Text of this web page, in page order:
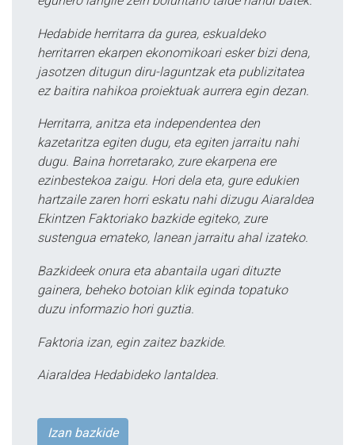
Hedabide herritarra da gurea, eskualdeko
herritarren ekarpen ekonomikoari esker bizi dena,
jasotzen ditugun diru-laguntzak eta publizitatea
ez baitira nahikoa proiektuak aurrera egin dezan.
Herritarra, anitza eta independentea den
kazetaritza egiten dugu, eta egiten jarraitu nahi
dugu. Baina horretarako, zure ekarpena ere
ezinbestekoa zaigu. Hori dela eta, gure edukien
hartzaile zaren horri eskatu nahi dizugu Aiaraldea
Ekintzen Faktoriako bazkide egiteko, zure
sustengua emateko, lanean jarraitu ahal izateko.
Bazkideek onura eta abantaila ugari dituzte
gainera, beheko botoian klik eginda topatuko
duzu informazio hori guztia.
Faktoria izan, egin zaitez bazkide.
Aiaraldea Hedabideko lantaldea.
Izan bazkide